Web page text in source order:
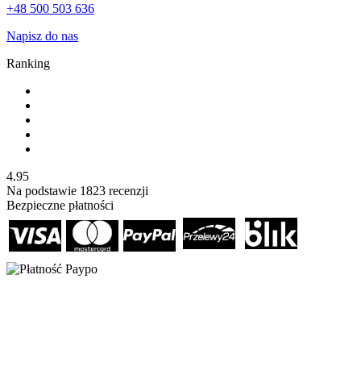
+48 500 503 636
Napisz do nas
Ranking
4.95
Na podstawie 1823 recenzji
Bezpieczne płatności